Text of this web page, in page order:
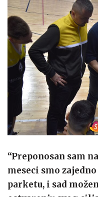
“Preponosan sam
meseci smo
parketu, i sad